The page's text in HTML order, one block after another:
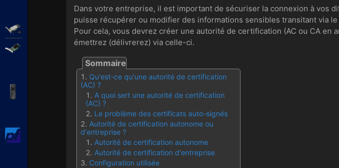
Adaptec SmartRAID
Broadcom MegaRAID
APC Back-UPS Pro
Dans votre entreprise, il est important de sécuriser la connexion à vos
puisse récupérer ou modifier des informations sensibles transitant via le
Pour cela, vous devrez créer une autorité de certification (AC ou CA
émettrez (délivrerez) via celle-ci.
Qu'est-ce qu'une autorité de certification
(AC) ?
A quoi sert une autorité de certification
(AC) ?
Le problème des certificats auto-signés
Autorité de certification autonome ou
d'entreprise ?
Autorité de certification autonome
Autorité de certification d'entreprise
Configuration utilisée